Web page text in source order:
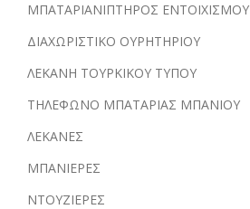
ΜΠΑΤΑΡΙΑΝΙΠΤΗΡΟΣ ΕΝΤΟΙΧΙΣΜΟΥ
ΔΙΑΧΩΡΙΣΤΙΚΟ ΟΥΡΗΤΗΡΙΟΥ
ΛΕΚΑΝΗ ΤΟΥΡΚΙΚΟΥ ΤΥΠΟΥ
ΤΗΛΕΦΩΝΟ ΜΠΑΤΑΡΙΑΣ ΜΠΑΝΙΟΥ
ΛΕΚΑΝΕΣ
ΜΠΑΝΙΕΡΕΣ
ΝΤΟΥΖΙΕΡΕΣ